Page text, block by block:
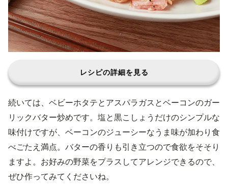
レシピの詳細を見る
続いては、ベビーホタテとアスパラガスとベーコンのガー
リックバター炒めです。塩と黒こしょうだけのシンプルな
味付けですが、ベーコンのジューシーなうま味が加わり食
べごたえ満点。バターの香りも引き立つので食欲をそそり
ますよ。お好みの野菜をプラスしてアレンジできるので、
ぜひ作ってみてくださいね。